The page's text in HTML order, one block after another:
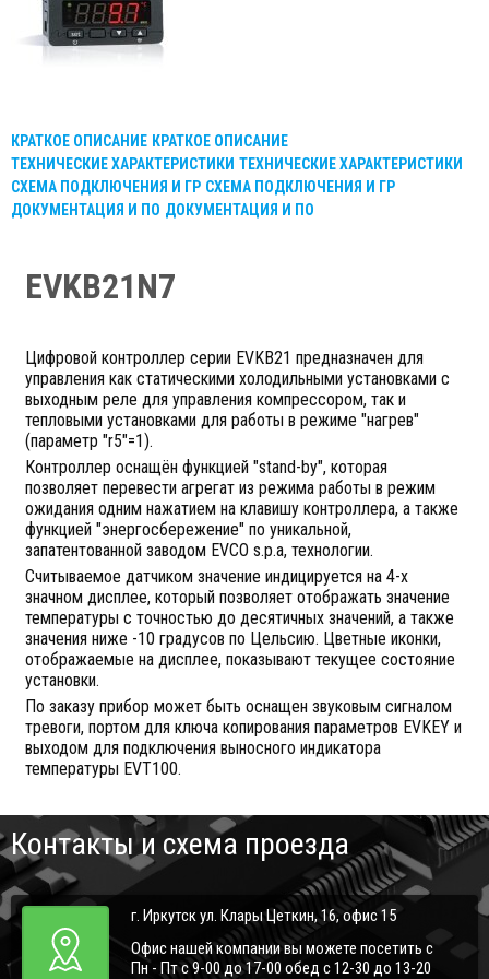
КРАТКОЕ ОПИСАНИЕ КРАТКОЕ ОПИСАНИЕ
ТЕХНИЧЕСКИЕ ХАРАКТЕРИСТИКИ ТЕХНИЧЕСКИЕ ХАРАКТЕРИСТИКИ
СХЕМА ПОДКЛЮЧЕНИЯ И ГР СХЕМА ПОДКЛЮЧЕНИЯ И ГР
ДОКУМЕНТАЦИЯ И ПО ДОКУМЕНТАЦИЯ И ПО
EVKB21N7
Цифровой контроллер серии EVKB21 предназначен для
управления как статическими холодильными установками с
выходным реле для управления компрессором, так и
тепловыми установками для работы в режиме "нагрев"
(параметр "r5"=1).
Контроллер оснащён функцией "stand-by", которая
позволяет перевести агрегат из режима работы в режим
ожидания одним нажатием на клавишу контроллера, а также
функцией "энергосбережение" по уникальной,
запатентованной заводом EVCO s.p.a, технологии.
Считываемое датчиком значение индицируется на 4-х
значном дисплее, который позволяет отображать значение
температуры с точностью до десятичных значений, а также
значения ниже -10 градусов по Цельсию. Цветные иконки,
отображаемые на дисплее, показывают текущее состояние
установки.
По заказу прибор может быть оснащен звуковым сигналом
тревоги, портом для ключа копирования параметров EVKEY и
выходом для подключения выносного индикатора
температуры EVT100.
Контакты и схема проезда
г. Иркутск ул. Клары Цеткин, 16, офис 15
Офис нашей компании вы можете посетить с
Пн - Пт с 9-00 до 17-00 обед с 12-30 до 13-20